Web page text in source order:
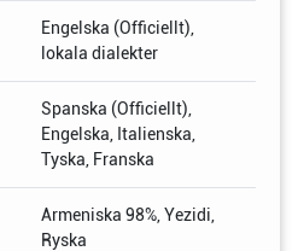
Engelska (Officiellt),
lokala dialekter
Spanska (Officiellt),
Engelska, Italienska,
Tyska, Franska
Armeniska 98%, Yezidi,
Ryska